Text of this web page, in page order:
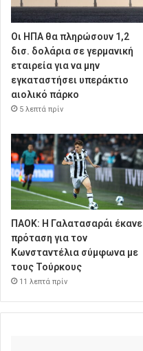
Οι ΗΠΑ θα πληρώσουν 1,2
δισ. δολάρια σε γερμανική
εταιρεία για να μην
εγκαταστήσει υπεράκτιο
αιολικό πάρκο
5 λεπτά πρίν
ΠΑΟΚ: Η Γαλατασαράι έκανε
πρόταση για τον
Κωνσταντέλια σύμφωνα με
τους Τούρκους
11 λεπτά πρίν